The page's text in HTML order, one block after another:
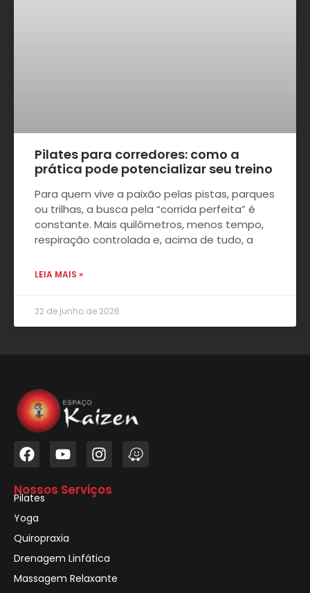
Pilates para corredores: como a
prática pode potencializar seu treino
Para quem vive a paixão pelas pistas, parques
ou trilhas, a busca pela “corrida perfeita” é
constante. Mais quilômetros, menos tempo,
respiração controlada e, acima de tudo, a
LEIA MAIS »
22 de junho de 2026
Nossos Serviços
Pilates
Yoga
Quiropraxia
Drenagem Linfática
Massagem Relaxante